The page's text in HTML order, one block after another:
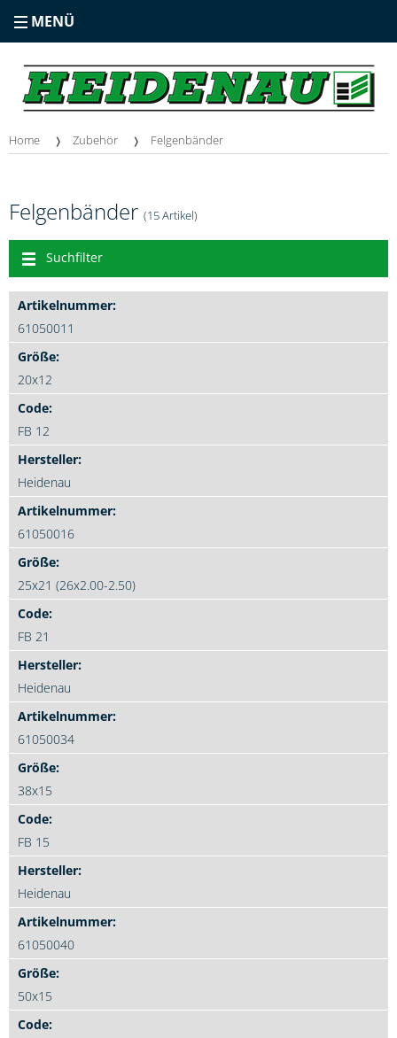
MENÜ
Home Zubehör Felgenbänder
Felgenbänder (15 Artikel)
Suchfilter
61050011
20x12
FB 12
Heidenau
61050016
25x21 (26x2.00-2.50)
FB 21
Heidenau
61050034
38x15
FB 15
Heidenau
61050040
50x15